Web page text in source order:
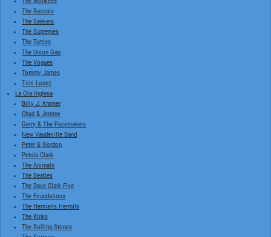
The Rascals
The Seekers
The Supremes
The Turtles
The Union Gap
The Vogues
Tommy James
Trini Lopez
La Ola Inglesa
Billy J. Kramer
Chad & Jeremy
Gerry & The Pacemakers
New Vaudeville Band
Peter & Gordon
Petula Clark
The Animals
The Beatles
The Dave Clark Five
The Foundations
The Herman's Hermits
The Kinks
The Rolling Stones